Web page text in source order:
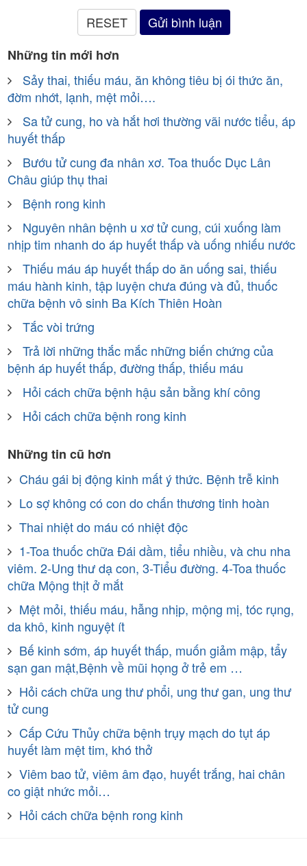
Những tin mới hơn
Sảy thai, thiếu máu, ăn không tiêu bị ói thức ăn,
đờm nhớt, lạnh, mệt mỏi….
Sa tử cung, ho và hắt hơi thường vãi nước tiểu, áp
huyết thấp
Bướu tử cung đa nhân xơ. Toa thuốc Dục Lân
Châu giúp thụ thai
Bệnh rong kinh
Nguyên nhân bệnh u xơ tử cung, cúi xuống làm
nhịp tim nhanh do áp huyết thấp và uống nhiếu nước
Thiếu máu áp huyết thấp do ăn uống sai, thiếu
máu hành kinh, tập luyện chưa đúng và đủ, thuốc
chữa bệnh vô sinh Ba Kích Thiên Hoàn
Tắc vòi trứng
Trả lời những thắc mắc những biến chứng của
bệnh áp huyết thấp, đường thấp, thiếu máu
Hỏi cách chữa bệnh hậu sản bằng khí công
Hỏi cách chữa bệnh rong kinh
Những tin cũ hơn
Cháu gái bị động kinh mất ý thức. Bệnh trễ kinh
Lo sợ không có con do chấn thương tinh hoàn
Thai nhiệt do máu có nhiệt độc
1-Toa thuốc chữa Đái dầm, tiểu nhiều, và chu nha
viêm. 2-Ung thư dạ con, 3-Tiểu đường. 4-Toa thuốc
chữa Mộng thịt ở mắt
Mệt mỏi, thiếu máu, hẫng nhịp, mộng mị, tóc rụng,
da khô, kinh nguyệt ít
Bế kinh sớm, áp huyết thấp, muốn giảm mập, tẩy
sạn gan mật,Bệnh về mũi họng ở trẻ em …
Hỏi cách chữa ung thư phổi, ung thư gan, ung thư
tử cung
Cấp Cứu Thủy chữa bệnh trụy mạch do tụt áp
huyết làm mệt tim, khó thở
Viêm bao tử, viêm âm đạo, huyết trắng, hai chân
co giật nhức mỏi…
Hỏi cách chữa bệnh rong kinh